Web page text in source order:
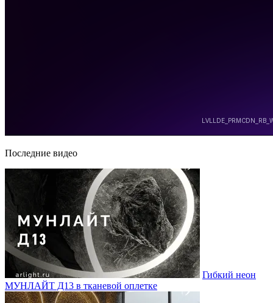
Последние видео
Гибкий неон
МУНЛАЙТ Д13 в тканевой оплетке